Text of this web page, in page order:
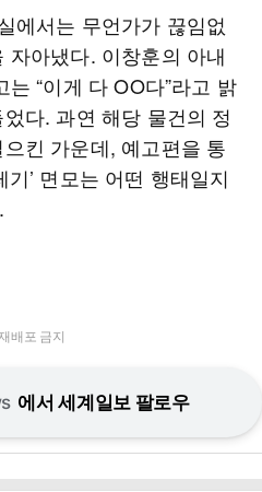
에서는 무언가가 끊임없
아냈다. 이창훈의 아내
“이게 다 OO다”라고 밝
다. 과연 해당 물건의 정
킨 가운데, 예고편을 통
’ 면모는 어떤 행태일지
배포 금지
에서 세계일보 팔로우